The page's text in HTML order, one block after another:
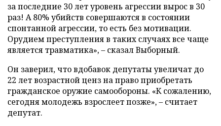
за последние 30 лет уровень агрессии вырос в 30
раз! А 80% убийств совершаются в состоянии
спонтанной агрессии, то есть без мотивации.
Орудием преступления в таких случаях все чаще
является травматика», – сказал Выборный.
Он заверил, что вдобавок депутаты увеличат до
22 лет возрастной ценз на право приобретать
гражданское оружие самообороны. «К сожалению,
сегодня молодежь взрослеет позже», – считает
депутат.